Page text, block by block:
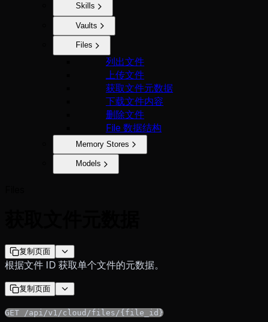
Skills
Vaults
Files
列出文件
上传文件
获取文件元数据
下载文件内容
删除文件
File 数据结构
Memory Stores
Models
复制页面
根据文件 ID 获取单个文件的元数据。
复制页面
GET /api/v1/cloud/files/{file_id}